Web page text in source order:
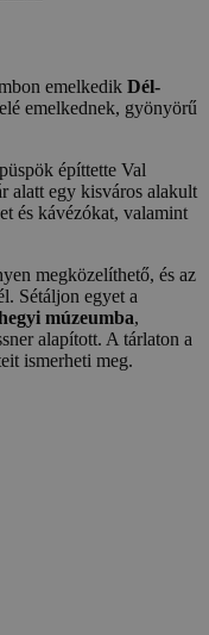
emelkedik Dél-
emelkednek, gyönyörű
építtette Val
alatt egy kisváros alakult
és kávézókat, valamint
megközelíthető, és az
Sétáljon egyet a
múzeumba,
alapított. A tárlaton a
ismerheti meg.